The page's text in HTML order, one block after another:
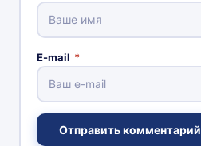
E-mail *
Отправить комментарий